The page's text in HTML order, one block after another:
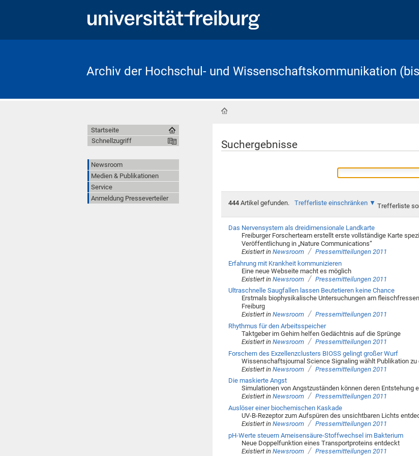
Archiv der Hochschul- und Wissenschaftskommunikation
Suchergebnisse
444Artikel gefunden. Trefferliste einschränken Trefferliste
Das Nervensystem als dreidimensionale Landkarte
Freiburger Forscherteam erstellt erste vollständige Karte
Veröffentlichung in „Nature Communications“
Existiert in Newsroom / Pressemitteilungen 2011
Erfahrung mit Krankheit kommunizieren
Eine neue Webseite macht es möglich
Existiert in Newsroom / Pressemitteilungen 2011
Ultraschnelle Saugfallen lassen Beutetieren keine Chance
Erstmals biophysikalische Untersuchungen am
Freiburg
Existiert in Newsroom / Pressemitteilungen 2011
Rhythmus für den Arbeitsspeicher
Taktgeber im Gehirn helfen Gedächtnis auf die Sprünge
Existiert in Newsroom / Pressemitteilungen 2011
Forschern des Exzellenzclusters BIOSS gelingt großer Wurf
Wissenschaftsjournal Science Signaling wählt Publikation zu
Existiert in Newsroom / Pressemitteilungen 2011
Die maskierte Angst
Simulationen von Angstzuständen können deren
Existiert in Newsroom / Pressemitteilungen 2011
Auslöser einer biochemischen Kaskade
UV-B-Rezeptor zum Aufspüren des unsichtbaren Lichts
Existiert in Newsroom / Pressemitteilungen 2011
pH-Werte steuern Ameisensäure-Stoffwechsel im Bakterium
Neue Doppelfunktion eines Transportproteins entdeckt
Existiert in Newsroom / Pressemitteilungen 2011
Startseite
Schnellzugriff
Newsroom
Medien & Publikationen
Service
Anmeldung Presseverteiler